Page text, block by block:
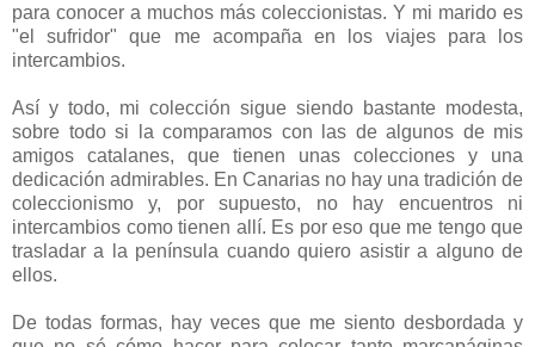
para conocer a muchos más coleccionistas. Y mi marido es
"el sufridor" que me acompaña en los viajes para los
intercambios.
Así y todo, mi colección sigue siendo bastante modesta,
sobre todo si la comparamos con las de algunos de mis
amigos catalanes, que tienen unas colecciones y una
dedicación admirables. En Canarias no hay una tradición de
coleccionismo y, por supuesto, no hay encuentros ni
intercambios como tienen allí. Es por eso que me tengo que
trasladar a la península cuando quiero asistir a alguno de
ellos.
De todas formas, hay veces que me siento desbordada y